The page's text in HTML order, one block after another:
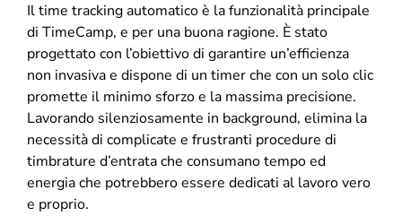
Il time tracking automatico è la funzionalità principale
di TimeCamp, e per una buona ragione. È stato
progettato con l’obiettivo di garantire un’efficienza
non invasiva e dispone di un timer che con un solo clic
promette il minimo sforzo e la massima precisione.
Lavorando silenziosamente in background, elimina la
necessità di complicate e frustranti procedure di
timbrature d’entrata che consumano tempo ed
energia che potrebbero essere dedicati al lavoro vero
e proprio.